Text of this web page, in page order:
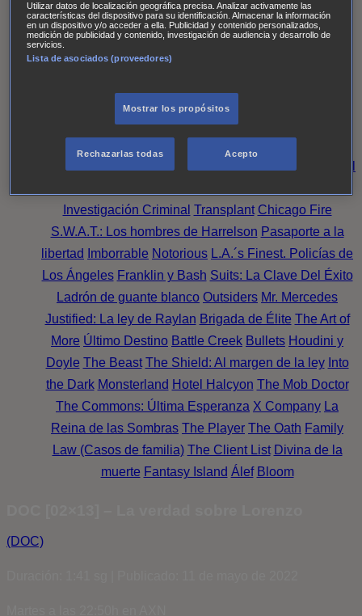
AXN Masters of Sex Three PinesAccused CarterAlice
Nevers Crossing Lines Einstein Sobrenatural Cómo
defender a un asesino
Reckoning: Ajuste de Cuentas
Wild Bill Mentes Criminales
Investigación Criminal Transplant Chicago Fire
S.W.A.T.: Los hombres de Harrelson Pasaporte a la
libertad
Imborrable Notorious L.A.´s Finest. Policías de
Los Ángeles Franklin y Bash Suits: La Clave Del Éxito
Ladrón de guante blanco Outsiders Mr. Mercedes
Justified: La ley de Raylan Brigada de Élite The Art of
More Último Destino Battle Creek Bullets Houdini y
Doyle The Beast The Shield: Al margen de la ley Into
the Dark Monsterland Hotel Halcyon The Mob Doctor
The Commons: Última Esperanza X Company La
Reina de las Sombras The Player The Oath Family
Law (Casos de familia) The Client List Divina de la
muerte Fantasy Island Álef Bloom
(DOC)
Utilizar datos de localización geográfica precisa. Analizar activamente las
características del dispositivo para su identificación. Almacenar la información
en un dispositivo y/o acceder a ella. Publicidad y contenido personalizados,
medición de publicidad y contenido, investigación de audiencia y desarrollo de
servicios.
Lista de asociados (proveedores)
Mostrar los propósitos
Rechazarlas todas Acepto